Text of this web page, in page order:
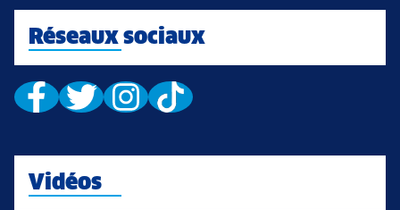
Réseaux sociaux
Vidéos